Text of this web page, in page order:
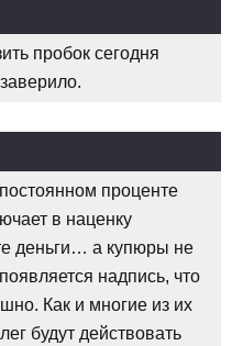
пробок сегодня
проценте
в наценку
деньги… а купюры не
надпись, что
Как и многие из их
будут действовать